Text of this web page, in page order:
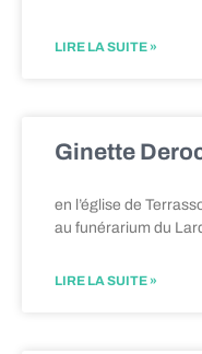
LIRE LA SUITE »
Ginette
en l’église de
au funérarium du
LIRE LA SUITE »